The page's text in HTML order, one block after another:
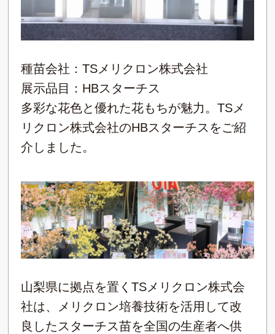
種苗会社：TSメリクロン株式会社
展示品目：HBスターチス
多彩な花色と優れた花もちが魅力。TSメ
リクロン株式会社のHBスターチスをご紹
介しました。
山梨県に拠点を置くTSメリクロン株式会
社は、メリクロン培養技術を活用して改
良したスターチス苗を全国の生産者へ供